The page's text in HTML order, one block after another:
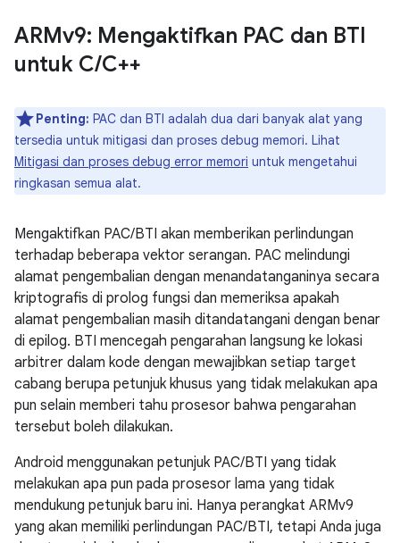
ARMv9: Mengaktifkan PAC dan BTI
untuk C/C++
Penting: PAC dan BTI adalah dua dari banyak alat yang
tersedia untuk mitigasi dan proses debug memori. Lihat
Mitigasi dan proses debug error memori untuk mengetahui
ringkasan semua alat.
Mengaktifkan PAC/BTI akan memberikan perlindungan
terhadap beberapa vektor serangan. PAC melindungi
alamat pengembalian dengan menandatanganinya secara
kriptografis di prolog fungsi dan memeriksa apakah
alamat pengembalian masih ditandatangani dengan benar
di epilog. BTI mencegah pengarahan langsung ke lokasi
arbitrer dalam kode dengan mewajibkan setiap target
cabang berupa petunjuk khusus yang tidak melakukan apa
pun selain memberi tahu prosesor bahwa pengarahan
tersebut boleh dilakukan.
Android menggunakan petunjuk PAC/BTI yang tidak
melakukan apa pun pada prosesor lama yang tidak
mendukung petunjuk baru ini. Hanya perangkat ARMv9
yang akan memiliki perlindungan PAC/BTI, tetapi Anda juga